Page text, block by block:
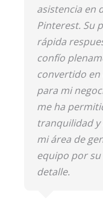
asistencia en
Pinterest. Su
rápida
confío
convertido
para mi
me ha
tranquilidad
mi área de
equipo por
detalle.